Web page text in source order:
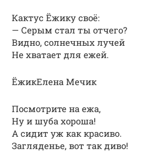
Кактус Ёжику своё:
— Серым стал ты отчего?
Видно, солнечных лучей
Не хватает для ежей.
ЁжикЕлена Мечик
Посмотрите на ежа,
Ну и шуба хороша!
А сидит уж как красиво.
Загляденье, вот так диво!